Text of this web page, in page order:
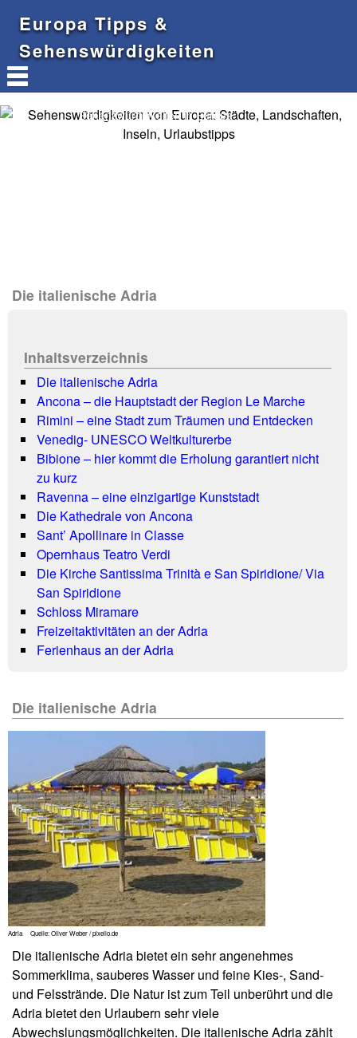
Europa Tipps &
Sehenswürdigkeiten
Sehenswürdigkeiten in Europa
Die italienische Adria
Inhaltsverzeichnis
Die italienische Adria
Ancona – die Hauptstadt der Region Le Marche
Rimini – eine Stadt zum Träumen und Entdecken
Venedig- UNESCO Weltkulturerbe
Bibione – hier kommt die Erholung garantiert nicht
zu kurz
Ravenna – eine einzigartige Kunststadt
Die Kathedrale von Ancona
Sant’ Apollinare in Classe
Opernhaus Teatro Verdi
Die Kirche Santissima Trinità e San Spiridione/ Via
San Spiridione
Schloss Miramare
Freizeitaktivitäten an der Adria
Ferienhaus an der Adria
Die italienische Adria
Adria Quelle: Oliver Weber / pixelio.de
Die italienische Adria bietet ein sehr angenehmes
Sommerklima, sauberes Wasser und feine Kies-, Sand-
und Felsstrände. Die Natur ist zum Teil unberührt und die
Adria bietet den Urlaubern sehr viele
Abwechslungsmöglichkeiten. Die italienische Adria zählt